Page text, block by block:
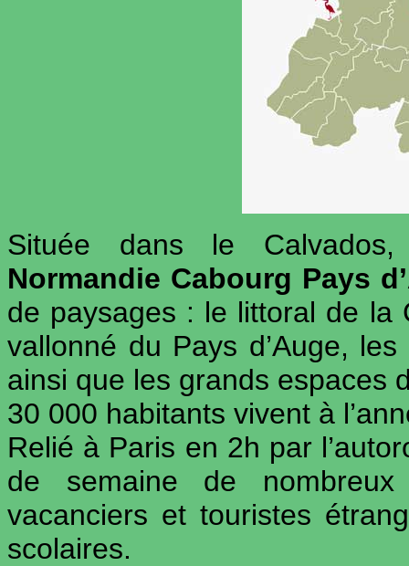
Située dans le
Normandie Cabourg Pays
de paysages : le littoral de la
vallonné du Pays d’Auge,
ainsi que les grands espaces
30 000 habitants vivent à
Relié à Paris en 2h par
de semaine de
vacanciers et touristes
scolaires.